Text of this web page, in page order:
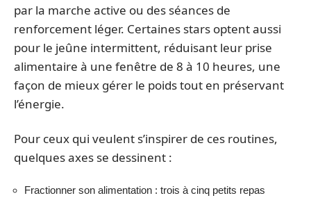
par la marche active ou des séances de
renforcement léger. Certaines stars optent aussi
pour le jeûne intermittent, réduisant leur prise
alimentaire à une fenêtre de 8 à 10 heures, une
façon de mieux gérer le poids tout en préservant
l’énergie.
Pour ceux qui veulent s’inspirer de ces routines,
quelques axes se dessinent :
Fractionner son alimentation : trois à cinq petits repas